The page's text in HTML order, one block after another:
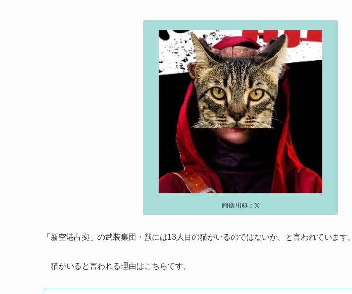
「新空港占拠」の武装集団・獣には13人目の猫がいるのではないか、と言われています。
猫がいると言われる理由はこちらです。